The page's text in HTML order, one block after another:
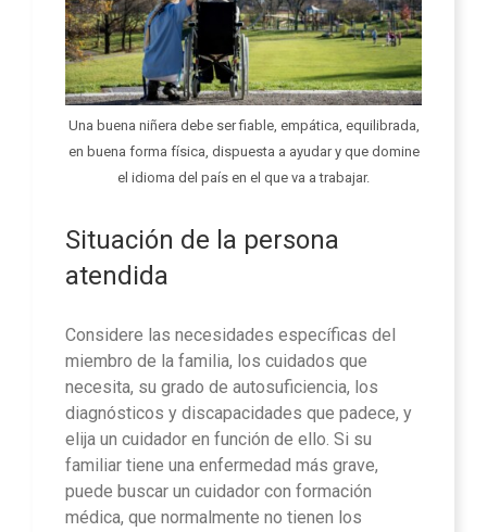
Una buena niñera debe ser fiable, empática, equilibrada,
en buena forma física, dispuesta a ayudar y que domine
el idioma del país en el que va a trabajar.
Situación de la persona
atendida
Considere las necesidades específicas del
miembro de la familia, los cuidados que
necesita, su grado de autosuficiencia, los
diagnósticos y discapacidades que padece, y
elija un cuidador en función de ello. Si su
familiar tiene una enfermedad más grave,
puede buscar un cuidador con formación
médica, que normalmente no tienen los